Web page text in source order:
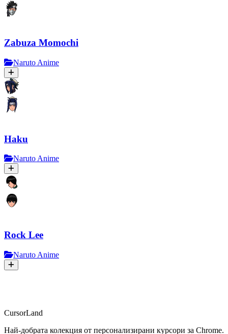
Zabuza Momochi
Naruto Anime
Haku
Naruto Anime
Rock Lee
Naruto Anime
CursorLand
Най-добрата колекция от персонализирани курсори за Chrome.